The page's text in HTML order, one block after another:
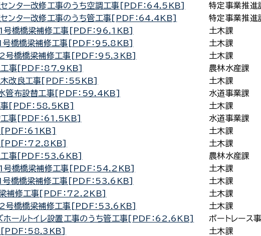
ンター改修工事のうち空調工事[PDF：64.5KB]
特定事業推進
ンター改修工事のうち管工事[PDF：64.4KB]
特定事業推進
号橋橋梁補修工事[PDF：96.1KB]
土木課
号橋橋梁補修工事[PDF：95.8KB]
土木課
号橋橋梁補修工事[PDF：95.3KB]
土木課
工事[PDF：87.9KB]
農林水産課
木改良工事[PDF：55KB]
土木課
管布設替工事[PDF：59.4KB]
水道事業課
事[PDF：58.5KB]
土木課
工事[PDF：61.5KB]
水道事業課
[PDF：61KB]
土木課
[PDF：72.8KB]
土木課
工事[PDF：53.6KB]
農林水産課
号橋橋梁補修工事[PDF：54.2KB]
土木課
号橋橋梁補修工事[PDF：53.6KB]
土木課
補修工事[PDF：72.2KB]
土木課
号橋橋梁補修工事[PDF：53.6KB]
土木課
ホールトイレ設置工事のうち管工事[PDF：62.6KB]
ボートレース
[PDF：58.3KB]
土木課